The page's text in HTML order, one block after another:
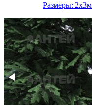
Размеры: 2x3м